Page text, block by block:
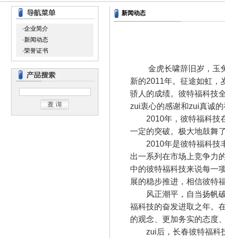
·企业简介
·新闻动态
·荣誉证书
新闻动态
金虎长啸辞旧岁，玉兔
新的2011年。征途如虹，
骄人的成绩。彼特福科技
zui衷心的感谢和zui真诚的
2010年，彼特福科技在
一定的突破。极大地鼓舞
2010年是彼特福科技丰
出一系列在市场上竞争力
中的彼特福科技来说每一
展的稳步推进，相信彼特
风正潮平，自当扬帆破
福科技的奋发进取之年。
的观念、更加务实的态度
zui后，长春彼特福科技